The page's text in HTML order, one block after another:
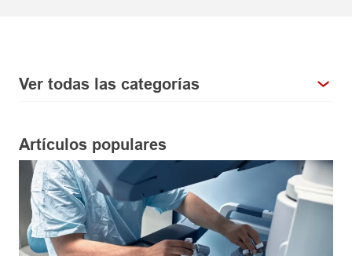
Ver todas las categorías
Artículos populares